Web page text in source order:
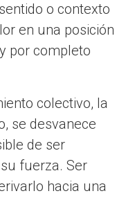
o contexto
en una posición
por completo
colectivo, la
se desvanece
de ser
fuerza. Ser
hacia una